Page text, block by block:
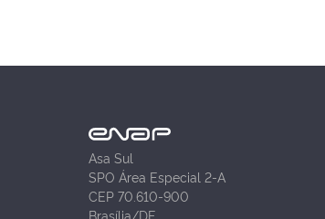
Asa Sul
SPO Área Especial 2-A
CEP 70.610-900
Brasília/DF